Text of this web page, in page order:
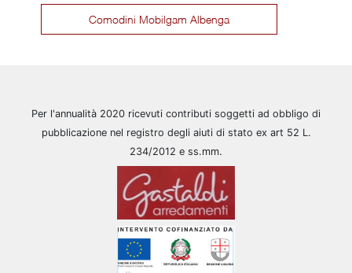
Comodini Mobilgam Albenga
Per l'annualità 2020 ricevuti contributi soggetti ad obbligo di
pubblicazione nel registro degli aiuti di stato ex art 52 L.
234/2012 e ss.mm.